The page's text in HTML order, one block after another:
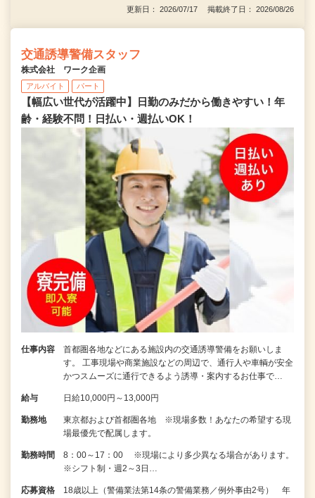
更新日： 2026/07/17 掲載終了日： 2026/08/26
交通誘導警備スタッフ
株式会社 ワーク企画
アルバイト パート
【幅広い世代が活躍中】日勤のみだから働きやすい！年
齢・経験不問！日払い・週払いOK！
仕事内容
首都圏各地などにある施設内の交通誘導警備をお願いしま
す。 工事現場や商業施設などの周辺で、通行人や車輌が安全
かつスムーズに通行できるよう誘導・案内するお仕事で…
給与 日給10,000円～13,000円
勤務地
東京都および首都圏各地 ※現場多数！あなたの希望する現
場最優先で配属します。
勤務時間
8：00～17：00 ※現場により多少異なる場合があります。
※シフト制・週2～3日…
応募資格
18歳以上（警備業法第14条の警備業務／例外事由2号） 年